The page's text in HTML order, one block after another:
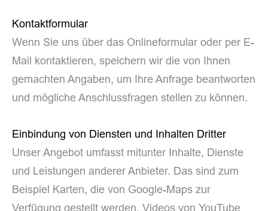
Kontaktformular
Wenn Sie uns über das Onlineformular oder per E-
Mail kontaktieren, speichern wir die von Ihnen
gemachten Angaben, um Ihre Anfrage beantworten
und mögliche Anschlussfragen stellen zu können.
Einbindung von Diensten und Inhalten Dritter
Unser Angebot umfasst mitunter Inhalte, Dienste
und Leistungen anderer Anbieter. Das sind zum
Beispiel Karten, die von Google-Maps zur
Verfügung gestellt werden, Videos von YouTube